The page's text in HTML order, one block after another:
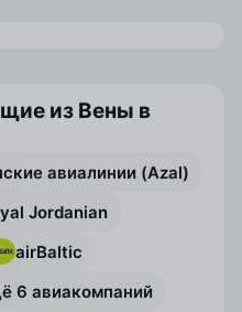
из Вены в
авиалинии (Azal)
Jordanian
airBaltic
6 авиакомпаний